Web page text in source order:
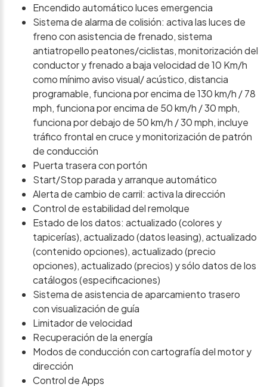
Encendido automático luces emergencia
Sistema de alarma de colisión: activa las luces de
freno con asistencia de frenado, sistema
antiatropello peatones/ciclistas, monitorización del
conductor y frenado a baja velocidad de 10 Km/h
como mínimo aviso visual/ acústico, distancia
programable, funciona por encima de 130 km/h / 78
mph, funciona por encima de 50 km/h / 30 mph,
funciona por debajo de 50 km/h / 30 mph, incluye
tráfico frontal en cruce y monitorización de patrón
de conducción
Puerta trasera con portón
Start/Stop parada y arranque automático
Alerta de cambio de carril: activa la dirección
Control de estabilidad del remolque
Estado de los datos: actualizado (colores y
tapicerías), actualizado (datos leasing), actualizado
(contenido opciones), actualizado (precio
opciones), actualizado (precios) y sólo datos de los
catálogos (especificaciones)
Sistema de asistencia de aparcamiento trasero
con visualización de guía
Limitador de velocidad
Recuperación de la energía
Modos de conducción con cartografía del motor y
dirección
Control de Apps